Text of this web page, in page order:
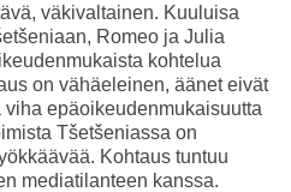
väkivaltainen. Kuuluisa
Romeo ja Julia
kohtelua
on vähäeleinen, äänet eivät
epäoikeudenmukaisuutta
Tšetšeniassa on
Kohtaus tuntuu
mediatilanteen kanssa.